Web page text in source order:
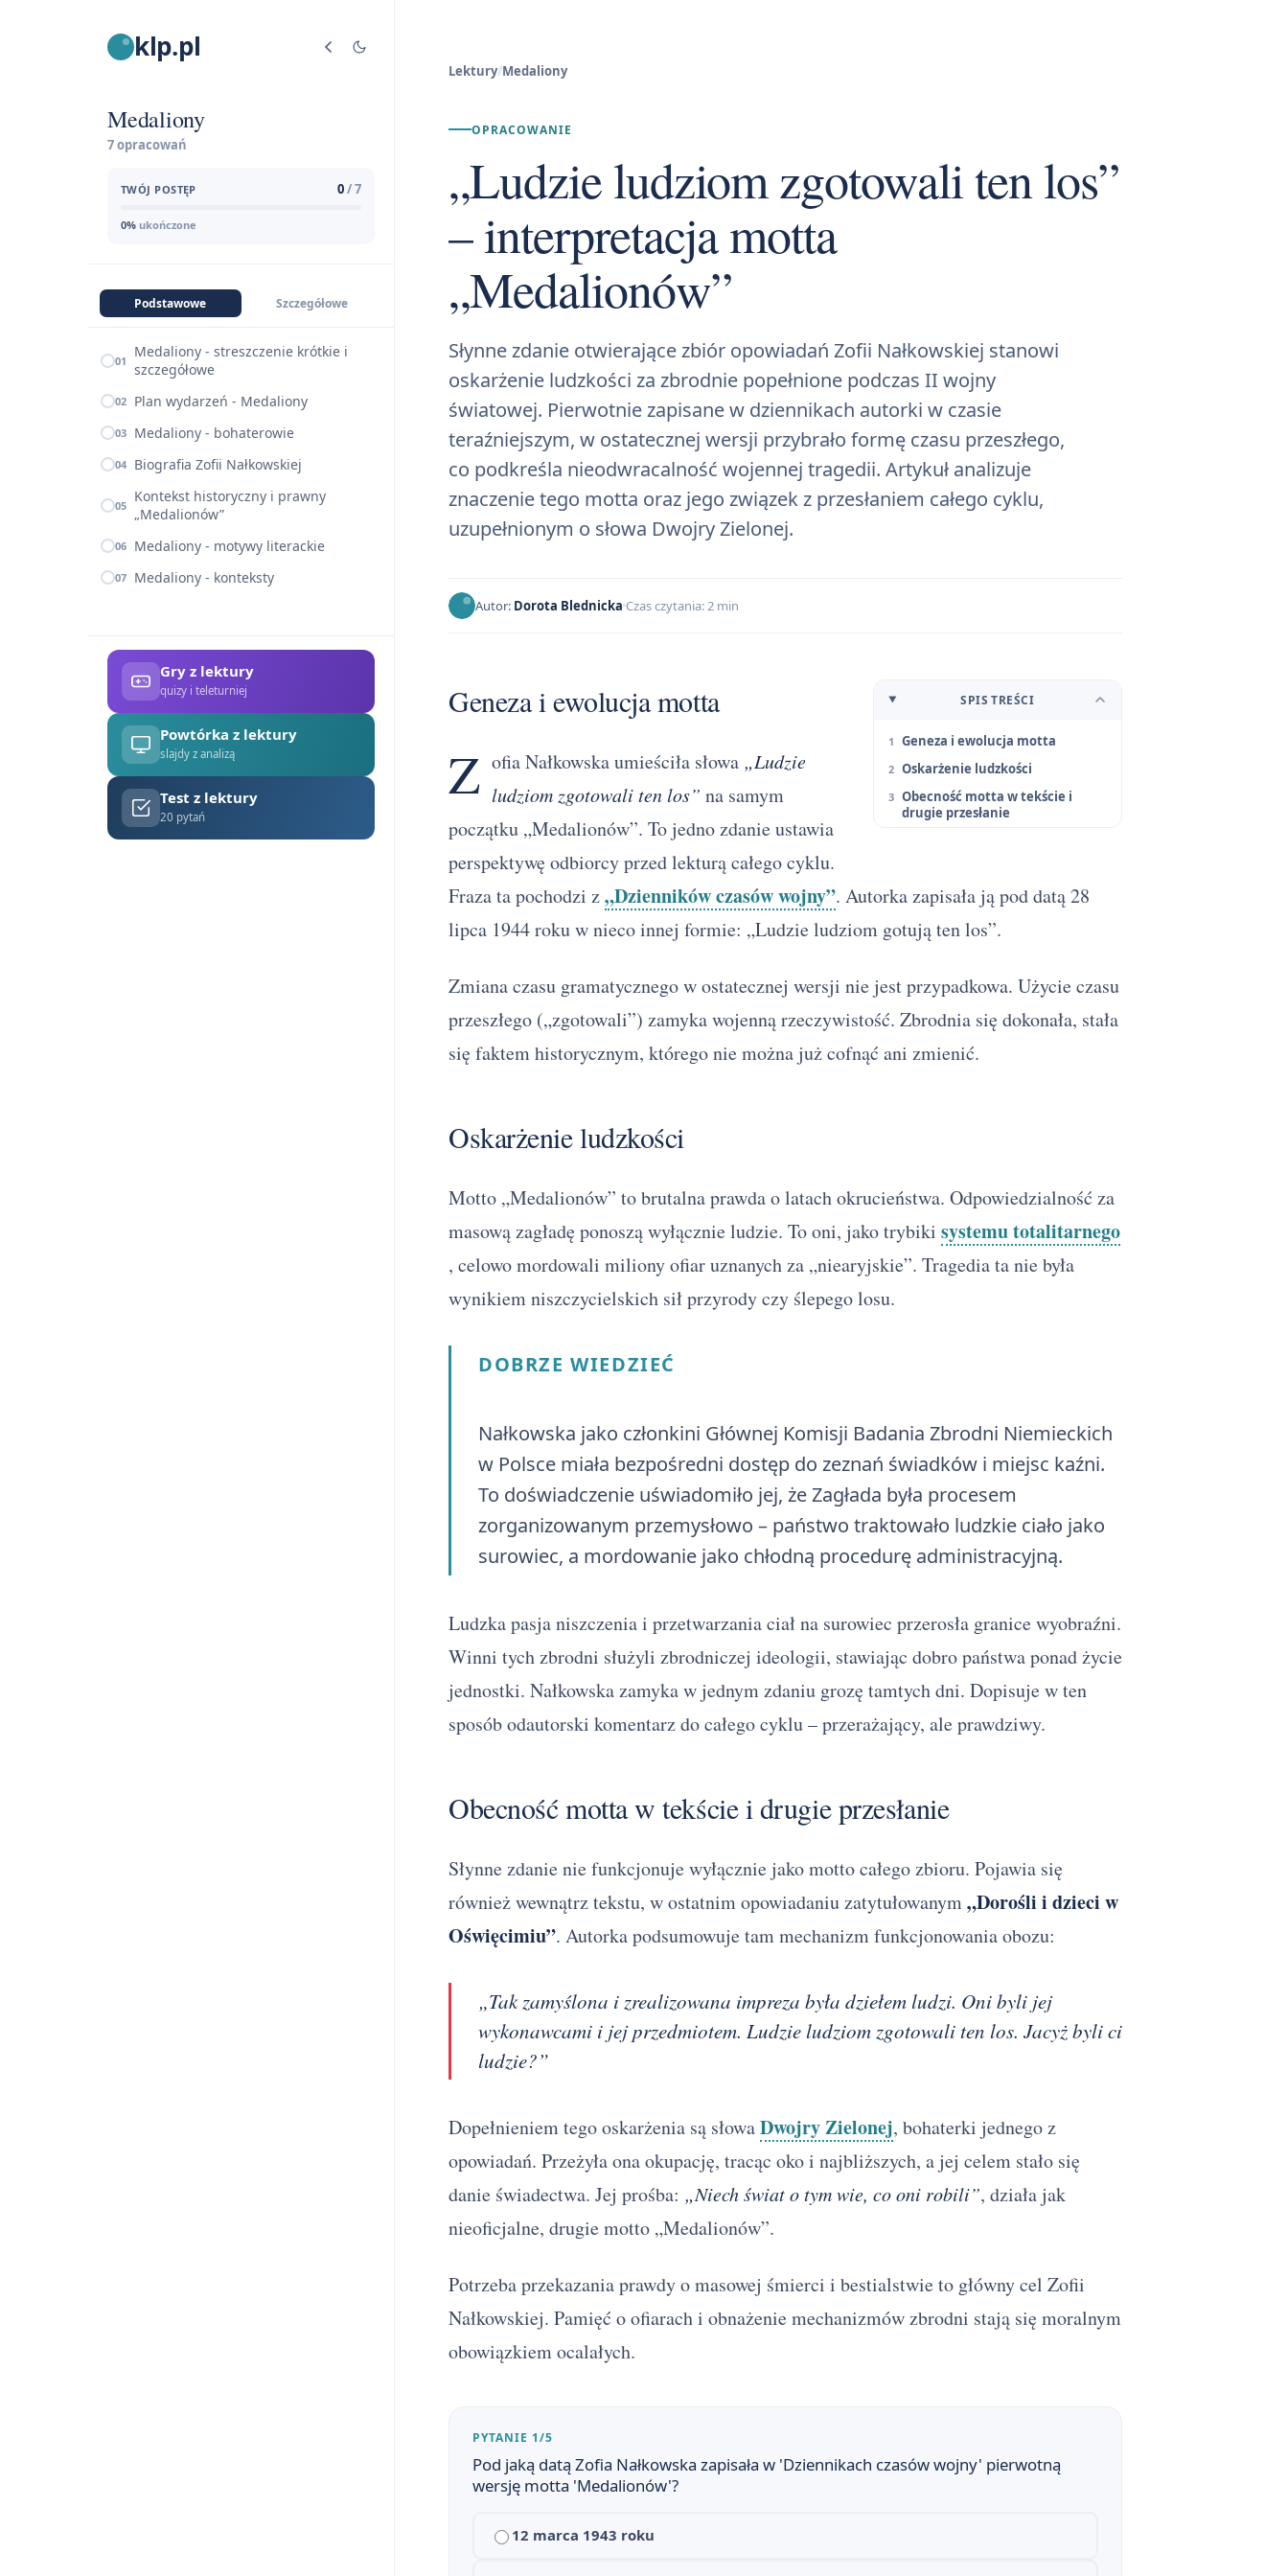
klp.pl
Medaliony
7 opracowań
TWÓJ POSTĘP 0/ 7
0% ukończone
Podstawowe Szczegółowe
01
Medaliony - streszczenie krótkie i
szczegółowe
02 Plan wydarzeń - Medaliony
03 Medaliony - bohaterowie
04 Biografia Zofii Nałkowskiej
05 Kontekst historyczny i prawny
„Medalionów”
06 Medaliony - motywy literackie
07 Medaliony - konteksty
Gry z lektury
quizy i teleturniej
Powtórka z lektury
slajdy z analizą
Test z lektury
20 pytań
Lektury/Medaliony
OPRACOWANIE
„Ludzie ludziom zgotowali ten los”
– interpretacja motta
„Medalionów”
Słynne zdanie otwierające zbiór opowiadań Zofii Nałkowskiej stanowi
oskarżenie ludzkości za zbrodnie popełnione podczas II wojny
światowej. Pierwotnie zapisane w dziennikach autorki w czasie
teraźniejszym, w ostatecznej wersji przybrało formę czasu przeszłego,
co podkreśla nieodwracalność wojennej tragedii. Artykuł analizuje
znaczenie tego motta oraz jego związek z przesłaniem całego cyklu,
uzupełnionym o słowa Dwojry Zielonej.
Autor: Dorota Blednicka Czas czytania: 2 min
SPIS TREŚCI
Geneza i ewolucja motta
Oskarżenie ludzkości
Obecność motta w tekście i
drugie przesłanie
Geneza i ewolucja motta
Z ofia Nałkowska umieściła słowa „Ludzie
ludziom zgotowali ten los” na samym
początku „Medalionów”. To jedno zdanie ustawia
perspektywę odbiorcy przed lekturą całego cyklu.
Fraza ta pochodzi z„Dzienników czasów wojny”. Autorka zapisała ją pod datą 28
lipca 1944 roku w nieco innej formie: „Ludzie ludziom gotują ten los”.
Zmiana czasu gramatycznego w ostatecznej wersji nie jest przypadkowa. Użycie czasu
przeszłego („zgotowali”) zamyka wojenną rzeczywistość. Zbrodnia się dokonała, stała
się faktem historycznym, którego nie można już cofnąć ani zmienić.
Oskarżenie ludzkości
Motto „Medalionów” to brutalna prawda o latach okrucieństwa. Odpowiedzialność za
masową zagładę ponoszą wyłącznie ludzie. To oni, jako trybiki systemu totalitarnego
, celowo mordowali miliony ofiar uznanych za „niearyjskie”. Tragedia ta nie była
wynikiem niszczycielskich sił przyrody czy ślepego losu.
DOBRZE WIEDZIEĆ
Nałkowska jako członkini Głównej Komisji Badania Zbrodni Niemieckich
w Polsce miała bezpośredni dostęp do zeznań świadków i miejsc kaźni.
To doświadczenie uświadomiło jej, że Zagłada była procesem
zorganizowanym przemysłowo – państwo traktowało ludzkie ciało jako
surowiec, a mordowanie jako chłodną procedurę administracyjną.
Ludzka pasja niszczenia i przetwarzania ciał na surowiec przerosła granice wyobraźni.
Winni tych zbrodni służyli zbrodniczej ideologii, stawiając dobro państwa ponad życie
jednostki. Nałkowska zamyka w jednym zdaniu grozę tamtych dni. Dopisuje w ten
sposób odautorski komentarz do całego cyklu – przerażający, ale prawdziwy.
Obecność motta w tekście i drugie przesłanie
Słynne zdanie nie funkcjonuje wyłącznie jako motto całego zbioru. Pojawia się
również wewnątrz tekstu, w ostatnim opowiadaniu zatytułowanym„Dorośli i dzieci w
Oświęcimiu”. Autorka podsumowuje tam mechanizm funkcjonowania obozu:
„Tak zamyślona i zrealizowana impreza była dziełem ludzi. Oni byli jej
wykonawcami i jej przedmiotem. Ludzie ludziom zgotowali ten los. Jacyż byli ci
ludzie?”
Dopełnieniem tego oskarżenia są słowaDwojry Zielonej, bohaterki jednego z
opowiadań. Przeżyła ona okupację, tracąc oko i najbliższych, a jej celem stało się
danie świadectwa. Jej prośba: „Niech świat o tym wie, co oni robili”, działa jak
nieoficjalne, drugie motto „Medalionów”.
Potrzeba przekazania prawdy o masowej śmierci i bestialstwie to główny cel Zofii
Nałkowskiej. Pamięć o ofiarach i obnażenie mechanizmów zbrodni stają się moralnym
obowiązkiem ocalałych.
PYTANIE 1/5
Pod jaką datą Zofia Nałkowska zapisała w 'Dziennikach czasów wojny' pierwotną
wersję motta 'Medalionów'?
12 marca 1943 roku